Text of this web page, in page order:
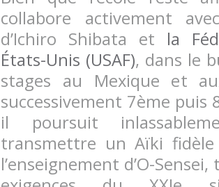
collabore activement
d’Ichiro Shibata et la
États-Unis (USAF), dans le
stages au Mexique et
successivement 7ème puis
il poursuit
transmettre un Aïki
l’enseignement d’O-